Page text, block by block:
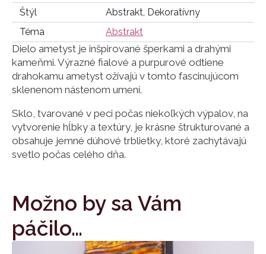
Štýl
Abstrakt, Dekoratívny
Téma
Abstrakt
Dielo ametyst je inšpirované šperkami a drahými
kameňmi. Výrazné fialové a purpurové odtiene
drahokamu ametyst ožívajú v tomto fascinujúcom
sklenenom nástenom umení.
Sklo, tvarované v peci počas niekoľkých výpalov, na
vytvorenie hĺbky a textúry, je krásne štrukturované a
obsahuje jemné dúhové trblietky, ktoré zachytávajú
svetlo počas celého dňa.
Možno by sa Vám
páčilo…